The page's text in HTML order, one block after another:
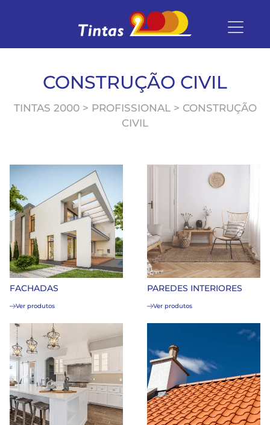
CONSTRUÇÃO CIVIL
TINTAS 2000 > PROFISSIONAL > CONSTRUÇÃO
CIVIL
FACHADAS
Ver produtos
PAREDES INTERIORES
Ver produtos